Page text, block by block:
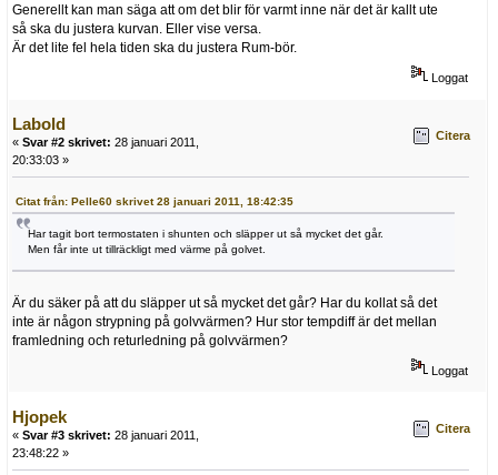
Generellt kan man säga att om det blir för varmt inne när det är kallt ute
så ska du justera kurvan. Eller vise versa.
Är det lite fel hela tiden ska du justera Rum-bör.
Loggat
Labold
« Svar #2 skrivet: 28 januari 2011,
20:33:03 »
Citera
Citat från: Pelle60 skrivet 28 januari 2011, 18:42:35
Har tagit bort termostaten i shunten och släpper ut så mycket det går.
Men får inte ut tillräckligt med värme på golvet.
Är du säker på att du släpper ut så mycket det går? Har du kollat så det
inte är någon strypning på golvvärmen? Hur stor tempdiff är det mellan
framledning och returledning på golvvärmen?
Loggat
Hjopek
« Svar #3 skrivet: 28 januari 2011,
23:48:22 »
Citera